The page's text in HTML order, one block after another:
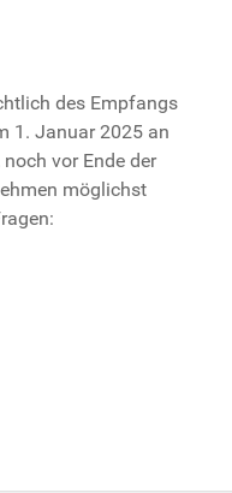
des Empfangs
1. Januar 2025 an
vor Ende der
möglichst